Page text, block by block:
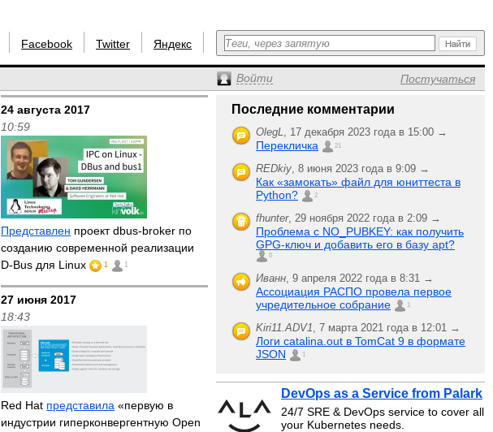
Facebook Twitter Яндекс
Войти Постучаться
24 августа 2017
10:59
Представлен проект dbus-broker по
созданию современной реализации
D-Bus для Linux
1 1
27 июня 2017
18:43
Red Hat представила «первую в
индустрии гиперконвергентную Open
Последние комментарии
OlegL, 17 декабря 2023 года в 15:00 →
Перекличка 21
REDkiy, 8 июня 2023 года в 9:09 →
Как «замокать» файл для юниттеста в
Python?
2
fhunter, 29 ноября 2022 года в 2:09 →
Проблема с NO_PUBKEY: как получить
GPG-ключ и добавить его в базу apt?
6
Иванн, 9 апреля 2022 года в 8:31 →
Ассоциация РАСПО провела первое
учредительное собрание
1
Kiri11.ADV1, 7 марта 2021 года в 12:01 →
Логи catalina.out в TomCat 9 в формате
JSON
1
DevOps as a Service from Palark
24/7 SRE & DevOps service to cover all
your Kubernetes needs.